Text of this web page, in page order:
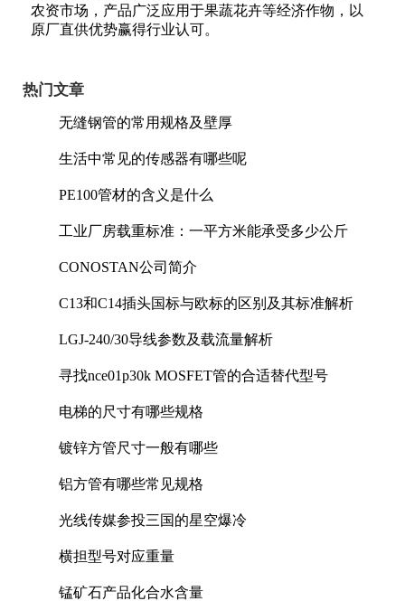
农资市场，产品广泛应用于果蔬花卉等经济作物，以
原厂直供优势赢得行业认可。
热门文章
无缝钢管的常用规格及壁厚
生活中常见的传感器有哪些呢
PE100管材的含义是什么
工业厂房载重标准：一平方米能承受多少公斤
CONOSTAN公司简介
C13和C14插头国标与欧标的区别及其标准解析
LGJ-240/30导线参数及载流量解析
寻找nce01p30k MOSFET管的合适替代型号
电梯的尺寸有哪些规格
镀锌方管尺寸一般有哪些
铝方管有哪些常见规格
光线传媒参投三国的星空爆冷
横担型号对应重量
锰矿石产品化合水含量